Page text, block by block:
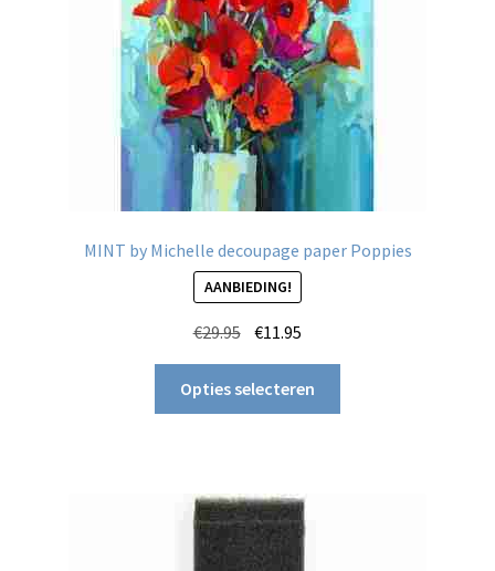
MINT by Michelle decoupage paper Poppies
AANBIEDING!
€29.95 Oorspronkelijke
prijs
was:
€29.95.
€11.95
prijs
is:
€11.95.
Opties selecteren